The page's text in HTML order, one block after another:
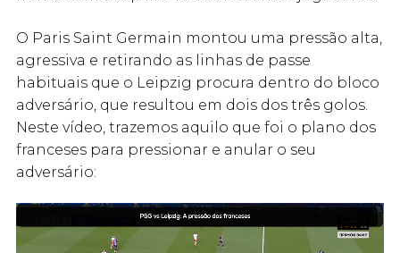
O Paris Saint Germain montou uma pressão alta,
agressiva e retirando as linhas de passe
habituais que o Leipzig procura dentro do bloco
adversário, que resultou em dois dos três golos.
Neste vídeo, trazemos aquilo que foi o plano dos
franceses para pressionar e anular o seu
adversário: